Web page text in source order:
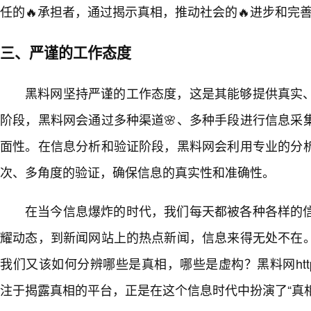
任的🔥承担者，通过揭示真相，推动社会的🔥进步和完
三、严谨的工作态度
黑料网坚持严谨的工作态度，这是其能够提供真实
阶段，黑料网会通过多种渠道🌸、多种手段进行信息采
面性。在信息分析和验证阶段，黑料网会利用专业的分
次、多角度的验证，确保信息的真实性和准确性。
在当今信息爆炸的时代，我们每天都被各种各样的
耀动态，到新闻网站上的热点新闻，信息来得无处不在
我们又该如何分辨哪些是真相，哪些是虚构？黑料网
注于揭露真相的平台，正是在这个信息时代中扮演了“真